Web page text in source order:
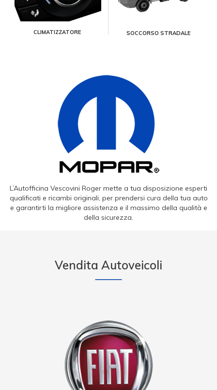
CLIMATIZZATORE SOCCORSO STRADALE
L’Autofficina Vescovini Roger mette a tua disposizione esperti
qualificati e ricambi originali, per prendersi cura della tua auto
e garantirti la migliore assistenza e il massimo della qualità e
della sicurezza.
Vendita Autoveicoli